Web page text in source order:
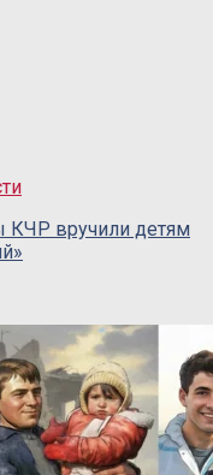
КЧР вручили детям